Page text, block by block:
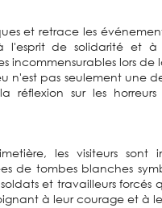
et retrace les
l'esprit de solidarité et à
incommensurables lors
n'est pas seulement une
réflexion sur les
les visiteurs sont
de tombes blanches
et travailleurs forcés
à leur courage et à